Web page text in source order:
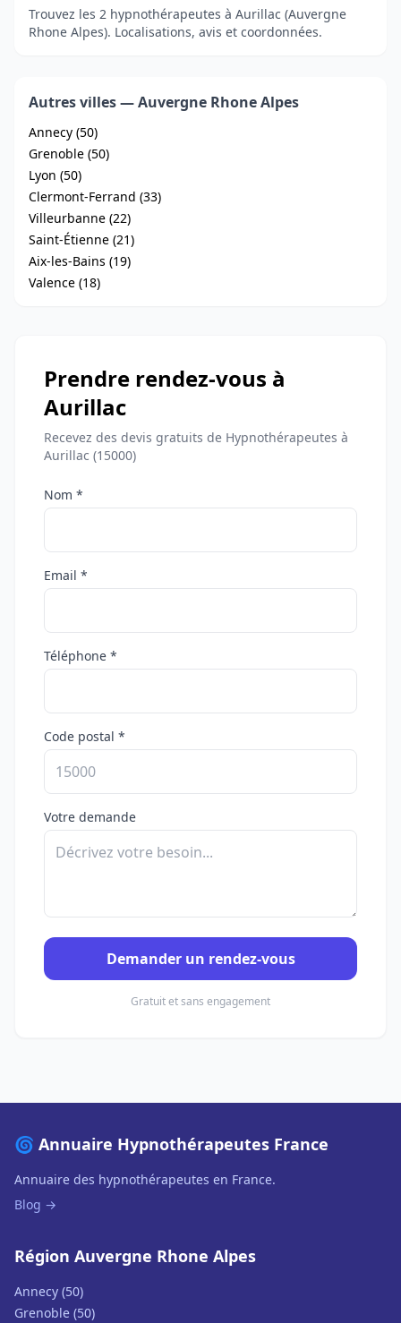
Trouvez les 2 hypnothérapeutes à Aurillac (Auvergne
Rhone Alpes). Localisations, avis et coordonnées.
Autres villes — Auvergne Rhone Alpes
Annecy (50)
Grenoble (50)
Lyon (50)
Clermont-Ferrand (33)
Villeurbanne (22)
Saint-Étienne (21)
Aix-les-Bains (19)
Valence (18)
Prendre rendez-vous à
Aurillac
Recevez des devis gratuits de Hypnothérapeutes à
Aurillac (15000)
Nom *
Email *
Téléphone *
Code postal *
Votre demande
Demander un rendez-vous
Gratuit et sans engagement
🌀 Annuaire Hypnothérapeutes France
Annuaire des hypnothérapeutes en France.
Blog →
Région Auvergne Rhone Alpes
Annecy (50)
Grenoble (50)